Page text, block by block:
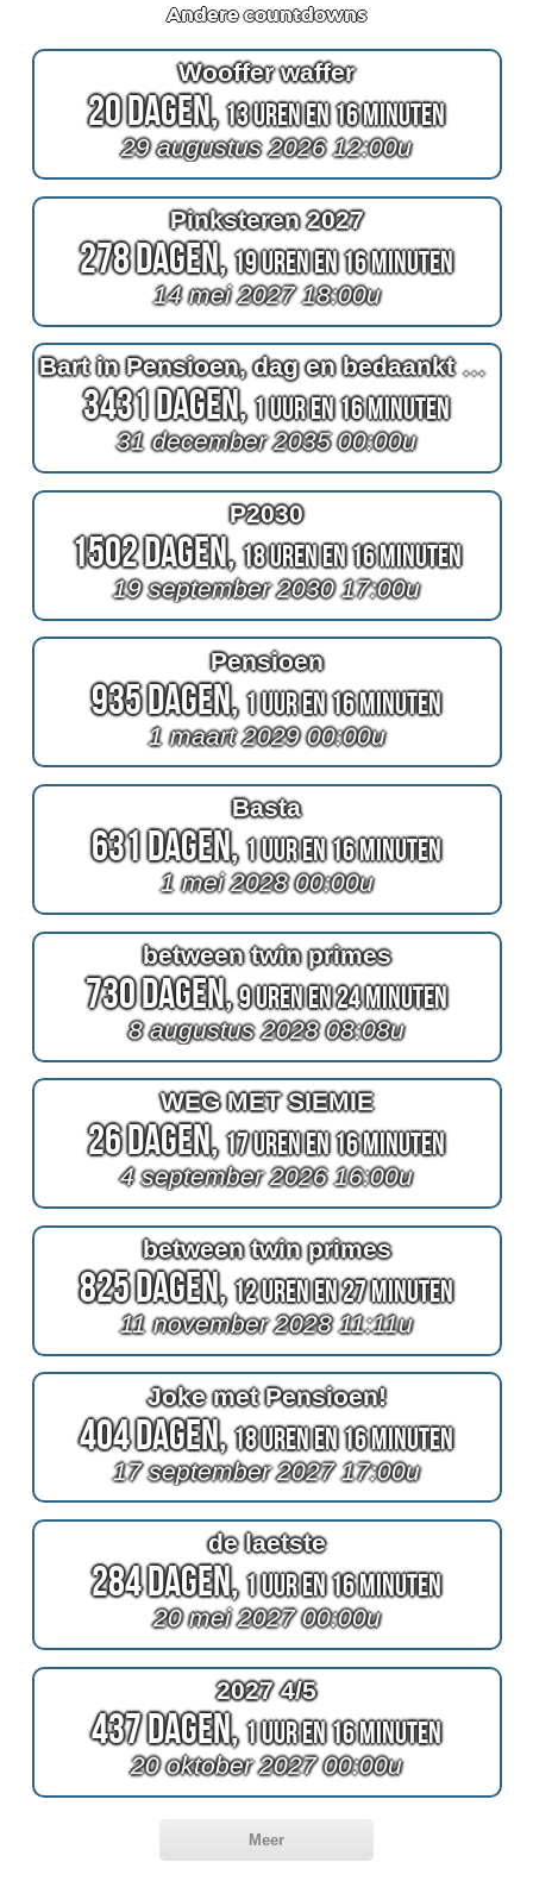
Andere countdowns
Wooffer waffer
20 Dagen,13 Uren en 16 Minuten
29 augustus 2026 12:00u
Pinksteren 2027
278 Dagen,19 Uren en 16 Minuten
14 mei 2027 18:00u
Bart in Pensioen, dag en bedaankt eeh!
3431 Dagen,1 Uur en 16 Minuten
31 december 2035 00:00u
P2030
1502 Dagen,18 Uren en 16 Minuten
19 september 2030 17:00u
Pensioen
935 Dagen,1 Uur en 16 Minuten
1 maart 2029 00:00u
Basta
631 Dagen,1 Uur en 16 Minuten
1 mei 2028 00:00u
between twin primes
730 Dagen,9 Uren en 24 Minuten
8 augustus 2028 08:08u
WEG MET SIEMIE
26 Dagen,17 Uren en 16 Minuten
4 september 2026 16:00u
between twin primes
825 Dagen,12 Uren en 27 Minuten
11 november 2028 11:11u
Joke met Pensioen!
404 Dagen,18 Uren en 16 Minuten
17 september 2027 17:00u
de laetste
284 Dagen,1 Uur en 16 Minuten
20 mei 2027 00:00u
2027 4/5
437 Dagen,1 Uur en 16 Minuten
20 oktober 2027 00:00u
Meer